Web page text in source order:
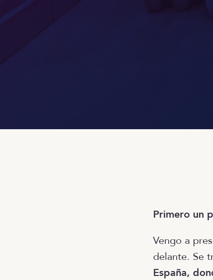
Primero un
Vengo a
delante. Se
España,